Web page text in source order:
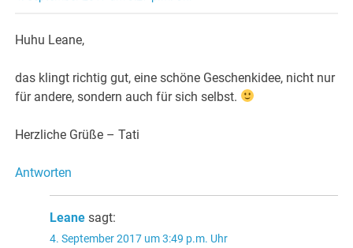
Huhu Leane,
das klingt richtig gut, eine schöne Geschenkidee, nicht nur
für andere, sondern auch für sich selbst.
Herzliche Grüße – Tati
Antworten
Leane sagt:
4. September 2017 um 3:49 p.m. Uhr